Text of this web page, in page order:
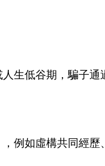
生低谷期，騙子
例如虛構共同經